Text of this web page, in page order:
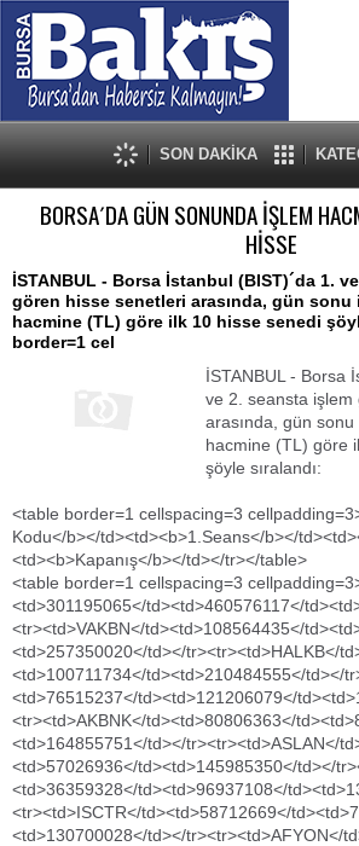
SON DAKİKA
BORSA´DA GÜN SONUNDA İŞLEM
HİSSE
İSTANBUL - Borsa İstanbul (BIST)´da 1.
gören hisse senetleri arasında, gün sonu
hacmine (TL) göre ilk 10 hisse senedi
border=1 cel
İSTANBUL - Borsa
ve 2. seansta
arasında, gün sonu
hacmine (TL) göre
şöyle sıralandı:
<table border=1 cellspacing=3
Kodu</b></td><td><b>1.Seans</b></
<td><b>Kapanış</b></td></tr></table>
<table border=1 cellspacing=3
<td>301195065</td><td>460576117</
<tr><td>VAKBN</td><td>108564435</
<td>257350020</td></tr><tr><td>HALKB</
<td>100711734</td><td>210484555</td></
<td>76515237</td><td>121206079</
<tr><td>AKBNK</td><td>80806363</
<td>164855751</td></tr><tr><td>ASLAN</
<td>57026936</td><td>145985350</td></
<td>36359328</td><td>96937108</
<tr><td>ISCTR</td><td>58712669</
<td>130700028</td></tr><tr><td>AFYON</